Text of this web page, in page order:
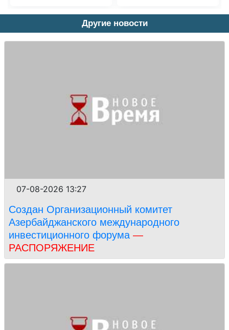
Другие новости
07-08-2026 13:27
Создан Организационный комитет
Азербайджанского международного
инвестиционного форума —
РАСПОРЯЖЕНИЕ